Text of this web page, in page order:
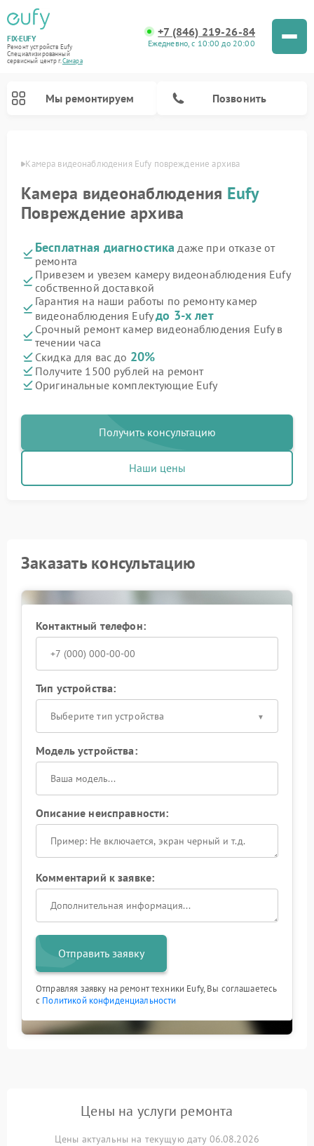
FIX-EUFY
Ремонт устройств Eufy
Специализированный
cервисный центр г.Самара
+7 (846) 219-26-84
Ежедневно, с 10:00 до 20:00
Мы ремонтируем Позвонить
Камера видеонаблюдения Eufy повреждение архива
Камера видеонаблюдения Eufy
Повреждение архива
Бесплатная диагностика даже при отказе от
ремонта
Привезем и увезем камеру видеонаблюдения Eufy
собственной доставкой
Гарантия на наши работы по ремонту камер
видеонаблюдения Eufyдо 3-х лет
Срочный ремонт камер видеонаблюдения Eufy в
течении часа
Скидка для вас до 20%
Получите 1500 рублей на ремонт
Оригинальные комплектующие Eufy
Получить консультацию
Наши цены
Заказать консультацию
Контактный телефон:
Тип устройства:
Выберите тип устройства
Модель устройства:
Описание неисправности:
Комментарий к заявке:
Отправить заявку
Отправляя заявку на ремонт техники Eufy, Вы соглашаетесь
с Политикой конфиденциальности
Цены на услуги ремонта
Цены актуальны на текущую дату 06.08.2026